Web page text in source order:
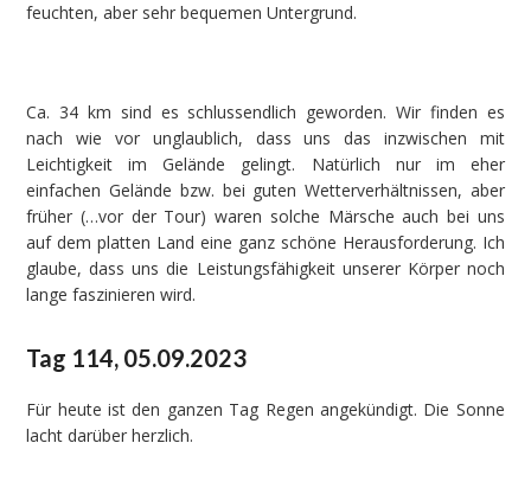
feuchten, aber sehr bequemen Untergrund.
Ca. 34 km sind es schlussendlich geworden. Wir finden es
nach wie vor unglaublich, dass uns das inzwischen mit
Leichtigkeit im Gelände gelingt. Natürlich nur im eher
einfachen Gelände bzw. bei guten Wetterverhältnissen, aber
früher (…vor der Tour) waren solche Märsche auch bei uns
auf dem platten Land eine ganz schöne Herausforderung. Ich
glaube, dass uns die Leistungsfähigkeit unserer Körper noch
lange faszinieren wird.
Tag 114, 05.09.2023
Für heute ist den ganzen Tag Regen angekündigt. Die Sonne
lacht darüber herzlich.